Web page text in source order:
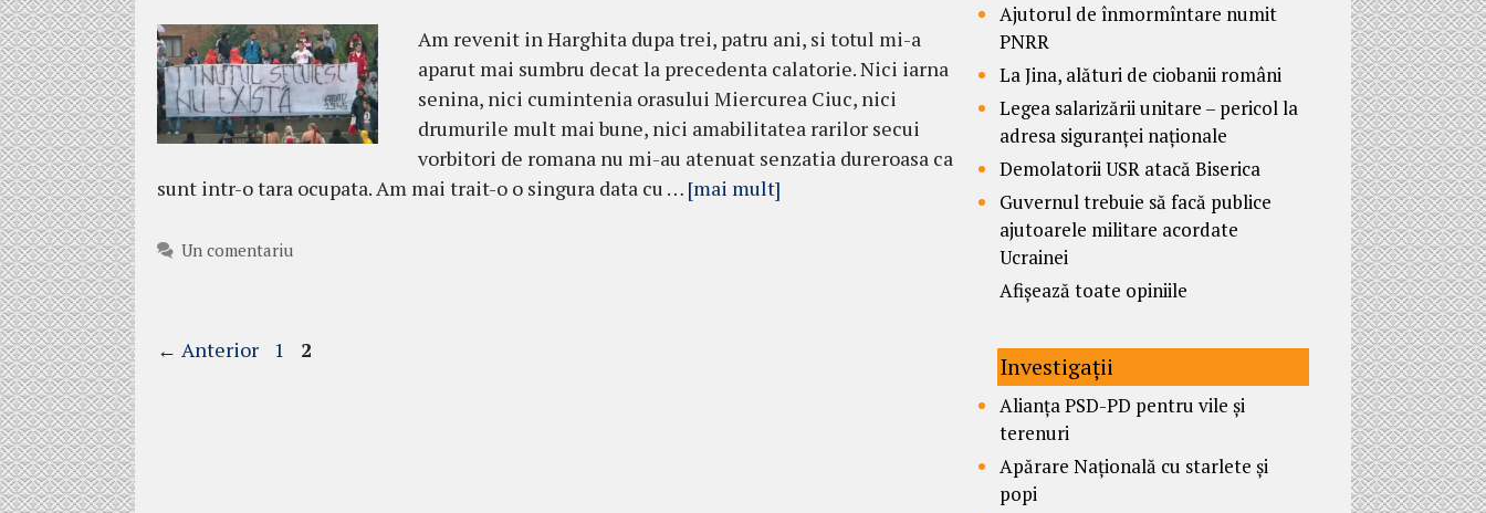
Am revenit in Harghita dupa trei, patru ani, si totul mi-a
aparut mai sumbru decat la precedenta calatorie. Nici iarna
senina, nici cumintenia orasului Miercurea Ciuc, nici
drumurile mult mai bune, nici amabilitatea rarilor secui
vorbitori de romana nu mi-au atenuat senzatia dureroasa ca
sunt intr-o tara ocupata. Am mai trait-o o singura data cu … [mai mult]
Un comentariu
← Anterior Pagina
1 Pagina
2
Ajutorul de înmormîntare numit
PNRR
La Jina, alături de ciobanii români
Legea salarizării unitare – pericol la
adresa siguranței naționale
Demolatorii USR atacă Biserica
Guvernul trebuie să facă publice
ajutoarele militare acordate
Ucrainei
Afișează toate opiniile
Investigații
Alianța PSD-PD pentru vile și
terenuri
Apărare Națională cu starlete și
popi